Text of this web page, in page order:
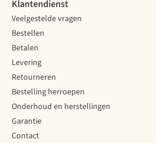
Klantendienst
Veelgestelde vragen
Bestellen
Betalen
Levering
Retourneren
Bestelling herroepen
Onderhoud en herstellingen
Garantie
Contact